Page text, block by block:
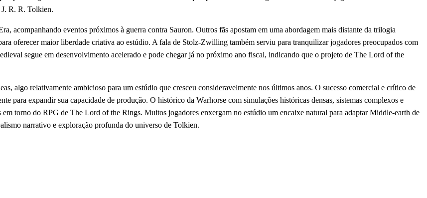
J. R. R. Tolkien.
acompanhando eventos próximos à guerra contra Sauron. Outros fãs apostam em uma abordagem mais distante da trilogia
oferecer maior liberdade criativa ao estúdio. A fala de Stolz-Zwilling também serviu para tranquilizar jogadores preocupados com
segue em desenvolvimento acelerado e pode chegar já no próximo ano fiscal, indicando que o projeto de The Lord of the
algo relativamente ambicioso para um estúdio que cresceu consideravelmente nos últimos anos. O sucesso comercial e crítico de
para expandir sua capacidade de produção. O histórico da Warhorse com simulações históricas densas, sistemas complexos e
torno do RPG de The Lord of the Rings. Muitos jogadores enxergam no estúdio um encaixe natural para adaptar Middle-earth de
narrativo e exploração profunda do universo de Tolkien.